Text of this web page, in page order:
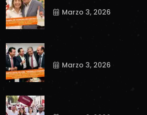
Marzo 3, 2026
Marzo 3, 2026